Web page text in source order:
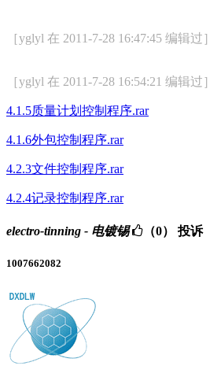
［yglyl 在 2011-7-28 16:47:45 编辑过］
［yglyl 在 2011-7-28 16:54:21 编辑过］
4.1.5质量计划控制程序.rar
4.1.6外包控制程序.rar
4.2.3文件控制程序.rar
4.2.4记录控制程序.rar
electro-tinning - 电镀锡 （0） 投诉
1007662082